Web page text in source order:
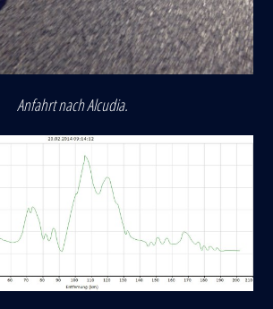
Anfahrt nach Alcudia.